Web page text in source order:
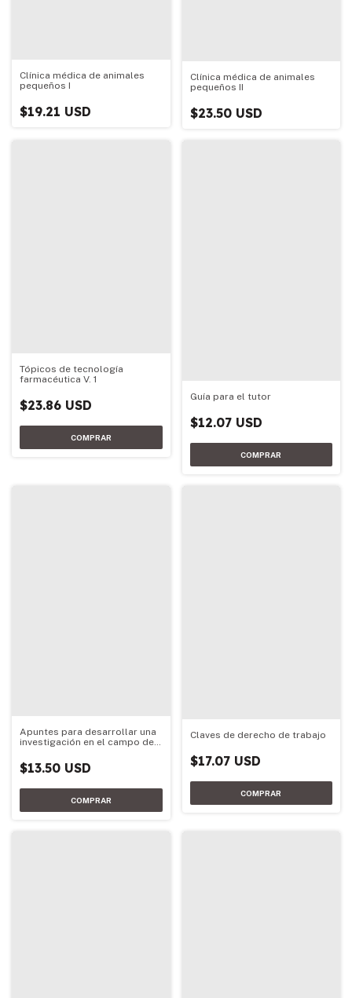
Clínica médica de animales
pequeños I
$19.21 USD
Clínica médica de animales
pequeños II
$23.50 USD
Tópicos de tecnología
farmacéutica V. 1
$23.86 USD
Guía para el tutor
$12.07 USD
Apuntes para desarrollar una
investigación en el campo de
organizaci
$13.50 USD
Claves de derecho de trabajo
$17.07 USD